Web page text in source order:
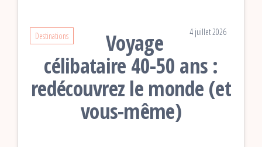
Destinations 4 juillet 2026
Voyage
célibataire 40-50 ans :
redécouvrez le monde (et
vous-même)